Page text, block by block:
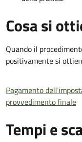
Cosa si
Quando il
positivamente si
Pagamento
provvedimento finale
Tempi e